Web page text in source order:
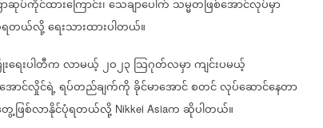
ပ်ကိုင်ထားကြောင်း၊သေချာပေါက် သမ္မတဖြစ်အောင်လုပ်မှာ
တယ်လို့ရေးသားထားပါတယ်။
ရေးပါတီကလာမယ့်၂ဝ၂၃သြဂုတ်လမှာကျင်းပမယ့်
ောင်လှိုင်ရဲ့ရပ်တည်ချက်ကိုခိုင်မာအောင်စတင်လုပ်ဆောင်နေတာ
ဖြစ်လာနိုင်ပုံရတယ်လို့ Nikkei Asiaကဆိုပါတယ်။